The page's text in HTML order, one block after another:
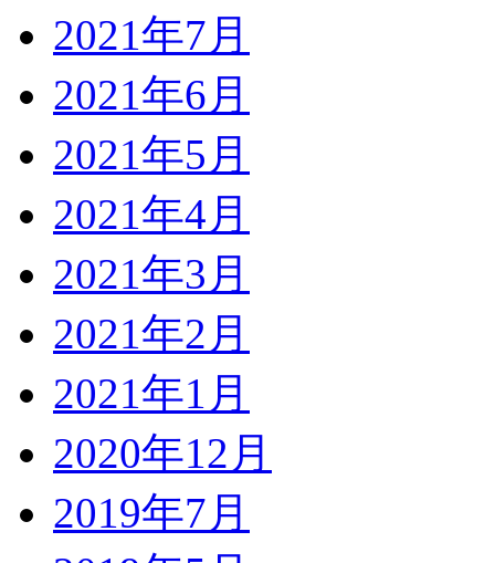
2021年7月
2021年6月
2021年5月
2021年4月
2021年3月
2021年2月
2021年1月
2020年12月
2019年7月